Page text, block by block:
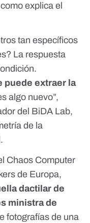
como explica el
tan específicos
La respuesta
puede extraer la
algo nuevo”,
del BiDA Lab,
de la
Chaos Computer
de Europa,
dactilar de
ministra de
fotografías de una